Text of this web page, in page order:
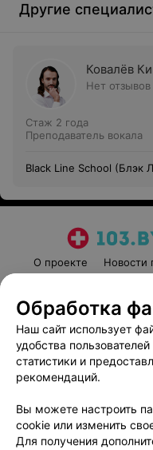
Другие
Ковалёв
Нет отзывов
Стаж 2 года
Преподаватель вокала
Black Line School (Блэк
О проекте Новости
Пользовательское
Написать
Обработка
Обработка
Наш сайт использует
удобства
статистики и
рекомендаций.
Вы можете настроить
cookie или изменить
Для получения